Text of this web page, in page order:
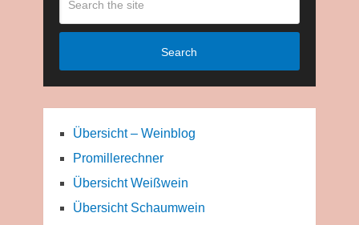
Search
Übersicht – Weinblog
Promillerechner
Übersicht Weißwein
Übersicht Schaumwein